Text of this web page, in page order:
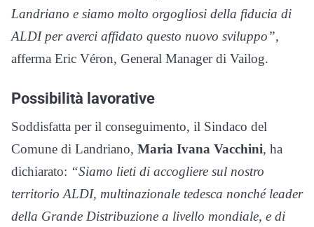
Landriano e siamo molto orgogliosi della fiducia di
ALDI per averci affidato questo nuovo sviluppo”,
afferma Eric Véron, General Manager di Vailog.
Possibilità lavorative
Soddisfatta per il conseguimento, il Sindaco del
Comune di Landriano, Maria Ivana Vacchini, ha
dichiarato: “Siamo lieti di accogliere sul nostro
territorio ALDI, multinazionale tedesca nonché leader
della Grande Distribuzione a livello mondiale, e di